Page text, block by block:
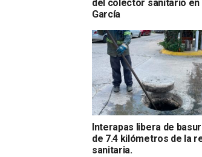
del colector sanitario en
García
Interapas libera de
de 7.4 kilómetros de la
sanitaria.